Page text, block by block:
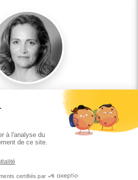
Dupré Goazempis
depuis 1994
des affaires